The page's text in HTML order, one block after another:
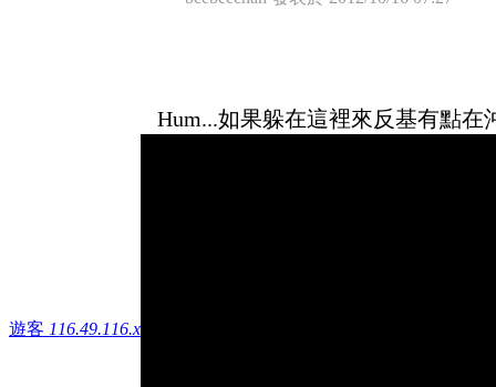
遊客 116.49.116.x
Hum...如果躲在這裡來反基有點在